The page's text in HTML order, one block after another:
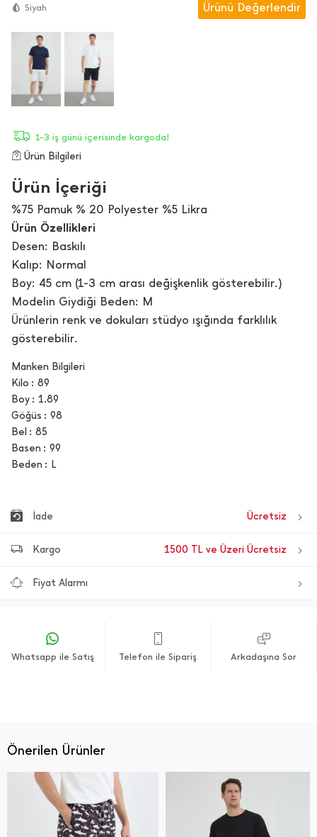
Siyah Ürünü Değerlendir
1-3 iş günü içerisinde kargoda!
Ürün Bilgileri
Ürün İçeriği
%75 Pamuk % 20 Polyester %5 Likra
Ürün Özellikleri
Desen: Baskılı
Kalıp: Normal
Boy: 45 cm (1-3 cm arası değişkenlik gösterebilir.)
Modelin Giydiği Beden: M
Ürünlerin renk ve dokuları stüdyo ışığında farklılık
gösterebilir.
Manken Bilgileri
Kilo
89
Boy
1.89
Göğüs
98
Bel
85
Basen
99
Beden
L
İade Ücretsiz
Kargo 1500 TL ve Üzeri Ücretsiz
Fiyat Alarmı
Whatsapp ile Satış Telefon ile Sipariş Arkadaşına Sor
Önerilen Ürünler